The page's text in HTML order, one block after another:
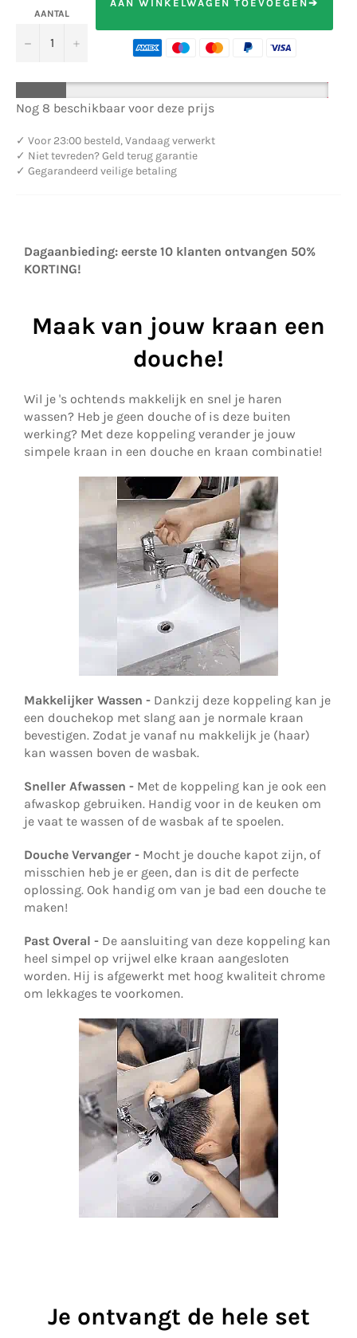
AANTAL
− +
AAN WINKELWAGEN TOEVOEGEN➔
Nog 8 beschikbaar voor deze prijs
✓ Voor 23:00 besteld, Vandaag verwerkt
✓ Niet tevreden? Geld terug garantie
✓ Gegarandeerd veilige betaling
Dagaanbieding: eerste 10 klanten ontvangen 50%
KORTING!
Maak van jouw kraan een
douche!
Wil je 's ochtends makkelijk en snel je haren
wassen? Heb je geen douche of is deze buiten
werking? Met deze koppeling verander je jouw
simpele kraan in een douche en kraan combinatie!
Makkelijker Wassen - Dankzij deze koppeling kan je
een douchekop met slang aan je normale kraan
bevestigen. Zodat je vanaf nu makkelijk je (haar)
kan wassen boven de wasbak.
Sneller Afwassen - Met de koppeling kan je ook een
afwaskop gebruiken. Handig voor in de keuken om
je vaat te wassen of de wasbak af te spoelen.
Douche Vervanger - Mocht je douche kapot zijn, of
misschien heb je er geen, dan is dit de perfecte
oplossing. Ook handig om van je bad een douche te
maken!
Past Overal - De aansluiting van deze koppeling kan
heel simpel op vrijwel elke kraan aangesloten
worden. Hij is afgewerkt met hoog kwaliteit chrome
om lekkages te voorkomen.
Je ontvangt de hele set